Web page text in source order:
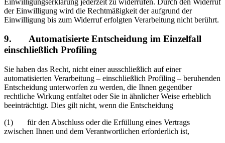
der Einwilligung wird die Rechtmäßigkeit der aufgrund der
Einwilligung bis zum Widerruf erfolgten Verarbeitung nicht berührt.
9. Automatisierte Entscheidung im Einzelfall
einschließlich Profiling
Sie haben das Recht, nicht einer ausschließlich auf einer
automatisierten Verarbeitung – einschließlich Profiling – beruhenden
Entscheidung unterworfen zu werden, die Ihnen gegenüber
rechtliche Wirkung entfaltet oder Sie in ähnlicher Weise erheblich
beeinträchtigt. Dies gilt nicht, wenn die Entscheidung
(1) für den Abschluss oder die Erfüllung eines Vertrags
zwischen Ihnen und dem Verantwortlichen erforderlich ist,